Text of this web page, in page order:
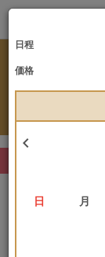
日程
価格

日 月